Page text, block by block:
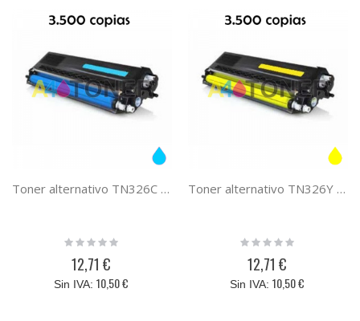
Toner alternativo TN326C cyan, sustituye al toner original Brother TN-326C
Rating:
12,71 €
10,50 €
Toner alternativo TN326Y amarillo, sustituye al toner original Brother TN-326Y
Rating:
12,71 €
10,50 €